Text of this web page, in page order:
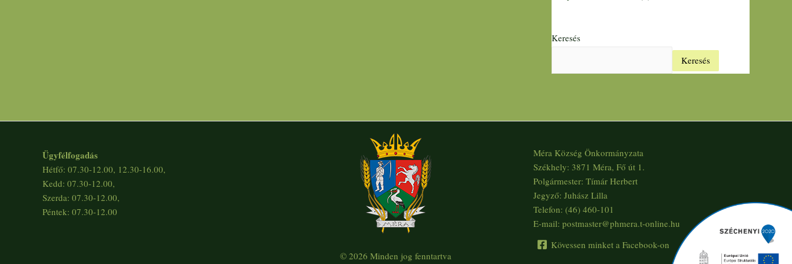
Keresés
Keresés
Ügyfélfogadás
Hétfő: 07.30-12.00, 12.30-16.00,
Kedd: 07.30-12.00,
Szerda: 07.30-12.00,
Péntek: 07.30-12.00
© 2026 Minden jog fenntartva
Méra Község Önkormányzata
Székhely: 3871 Méra, Fő út 1.
Polgármester: Tímár Herbert
Jegyző: Juhász Lilla
Telefon: (46) 460-101
E-mail: postmaster@phmera.t-online.hu
Kövessen minket a Facebook-on